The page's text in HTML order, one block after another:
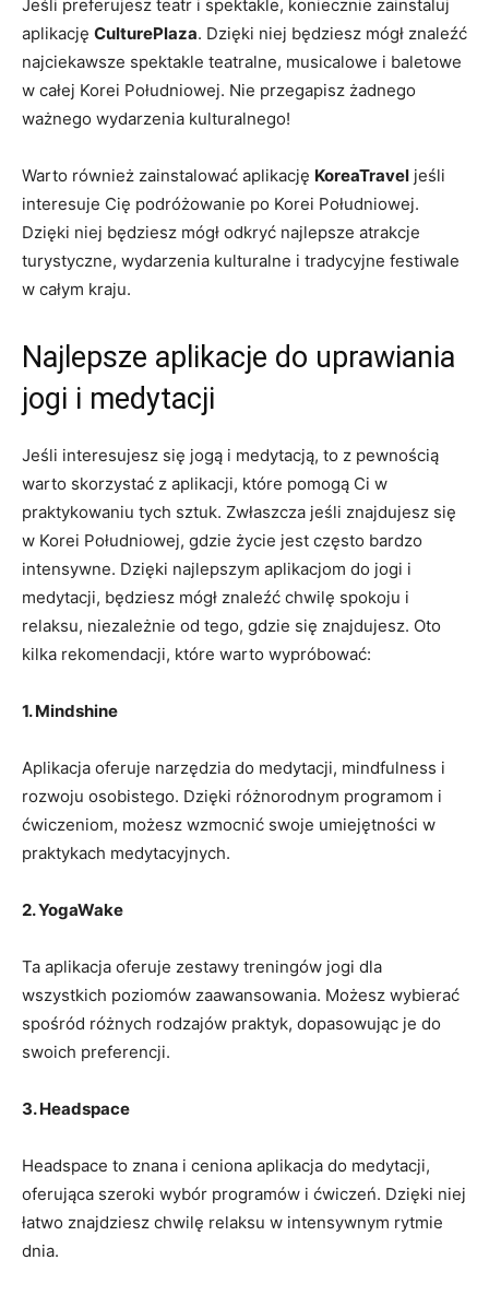
Jeśli preferujesz teatr i spektakle, koniecznie zainstaluj
⁤aplikację CulturePlaza. Dzięki niej⁢ będziesz mógł znaleźć
najciekawsze spektakle teatralne, musicalowe‍ i baletowe
⁤w całej ​Korei Południowej. Nie przegapisz ‌żadnego
ważnego wydarzenia kulturalnego!
Warto​ również zainstalować aplikację KoreaTravel jeśli‍
interesuje Cię podróżowanie​ po ‍Korei Południowej.
Dzięki niej będziesz mógł odkryć najlepsze⁤ atrakcje
turystyczne, wydarzenia kulturalne⁢ i tradycyjne festiwale
w całym kraju.
Najlepsze aplikacje ‌do uprawiania
jogi i‍ medytacji
Jeśli ​interesujesz się jogą i medytacją, to z pewnością
warto⁢ skorzystać z aplikacji, ⁢które pomogą Ci w​
praktykowaniu tych sztuk. ​Zwłaszcza jeśli ​znajdujesz się
‌w Korei Południowej, gdzie życie ​jest często bardzo
intensywne.⁣ Dzięki najlepszym aplikacjom do jogi i
medytacji, będziesz⁤ mógł znaleźć chwilę spokoju​ i
relaksu, niezależnie od ‍tego, gdzie ⁣się⁤ znajdujesz.‌ Oto
kilka rekomendacji, które ‌warto‌ wypróbować:
1.⁤ Mindshine
Aplikacja oferuje narzędzia do ‌medytacji, mindfulness i
rozwoju osobistego. Dzięki różnorodnym programom⁤ i‍
ćwiczeniom, możesz wzmocnić ⁤swoje umiejętności‍ w
praktykach medytacyjnych.
2. ‍YogaWake
Ta‌ aplikacja ‌oferuje zestawy treningów jogi dla
wszystkich⁢ poziomów zaawansowania. Możesz wybierać
spośród różnych rodzajów ‍praktyk, dopasowując je do
⁤swoich ‌preferencji.
3. ⁤Headspace
Headspace to znana i ‌ceniona aplikacja do medytacji,
oferująca ⁣szeroki ⁣wybór‍ programów i ⁢ćwiczeń. ⁢Dzięki ⁤niej
łatwo znajdziesz chwilę relaksu w intensywnym rytmie
dnia.